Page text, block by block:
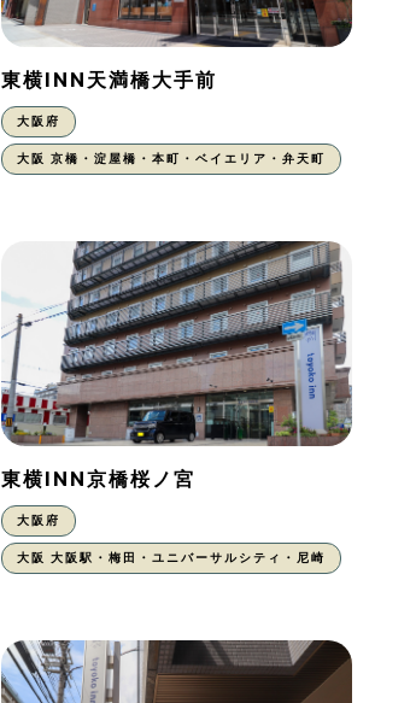
東横INN天満橋大手前
大阪府
大阪 京橋・淀屋橋・本町・ベイエリア・弁天町
東横INN京橋桜ノ宮
大阪府
大阪 大阪駅・梅田・ユニバーサルシティ・尼崎